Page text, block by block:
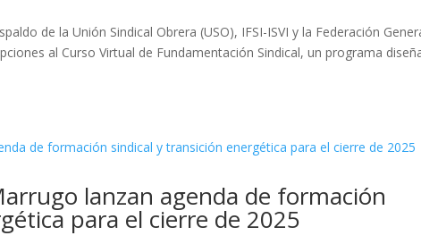
de la Unión Sindical Obrera (USO), IFSI-ISVI y la Federación
al Curso Virtual de Fundamentación Sindical, un programa
lanzan agenda de formación
para el cierre de 2025